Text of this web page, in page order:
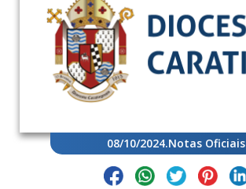
08/10/2024.Notas Oficiais